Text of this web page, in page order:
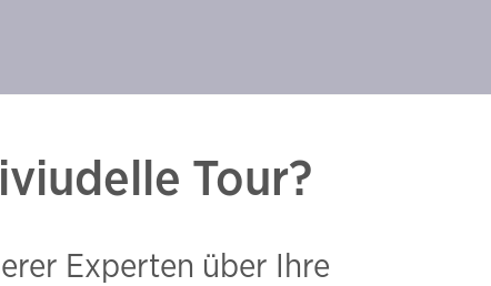
Tour?
Experten über Ihre